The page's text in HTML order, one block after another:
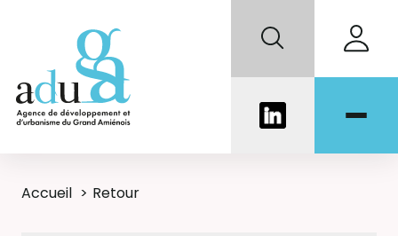
Accueil Retour